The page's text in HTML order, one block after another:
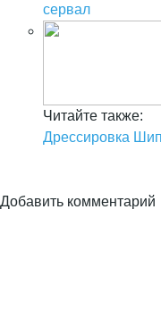
сервал
Читайте также:
Дрессировка
Добавить комментарий